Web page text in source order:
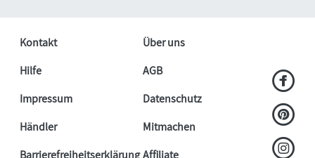
Kontakt
Über uns
Hilfe
AGB
Impressum
Datenschutz
Händler
Mitmachen
BarrierefreiheitserklärungAffiliate